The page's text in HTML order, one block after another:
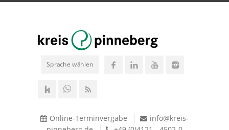
Sprache wählen
Online-Terminvergabe
info@kreis-